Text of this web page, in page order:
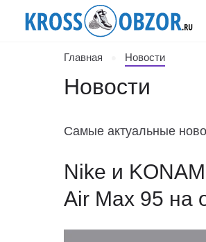
Главная Новости
Новости
Самые актуальные
Nike и
Air Max 95 на